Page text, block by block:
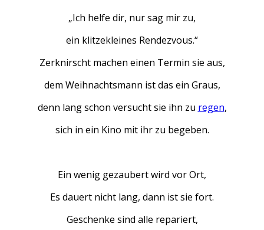
„Ich helfe dir, nur sag mir zu,
ein klitzekleines Rendezvous.“
Zerknirscht machen einen Termin sie aus,
dem Weihnachtsmann ist das ein Graus,
denn lang schon versucht sie ihn zu regen,
sich in ein Kino mit ihr zu begeben.
Ein wenig gezaubert wird vor Ort,
Es dauert nicht lang, dann ist sie fort.
Geschenke sind alle repariert,